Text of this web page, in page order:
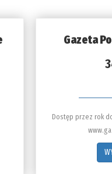
Gazeta
Dostęp przez rok